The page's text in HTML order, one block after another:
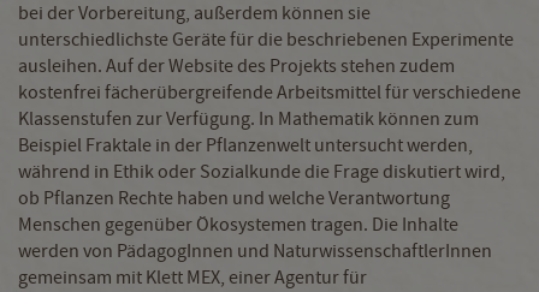
bei der Vorbereitung, außerdem können sie
unterschiedlichste Geräte für die beschriebenen Experimente
ausleihen. Auf der Website des Projekts stehen zudem
kostenfrei fächerübergreifende Arbeitsmittel für verschiedene
Klassenstufen zur Verfügung. In Mathematik können zum
Beispiel Fraktale in der Pflanzenwelt untersucht werden,
während in Ethik oder Sozialkunde die Frage diskutiert wird,
ob Pflanzen Rechte haben und welche Verantwortung
Menschen gegenüber Ökosystemen tragen. Die Inhalte
werden von PädagogInnen und NaturwissenschaftlerInnen
gemeinsam mit Klett MEX, einer Agentur für